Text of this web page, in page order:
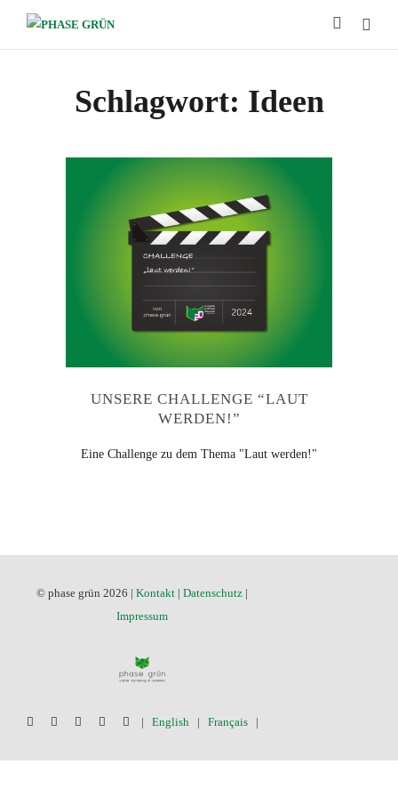
Schlagwort: Ideen
UNSERE CHALLENGE “LAUT
WERDEN!”
Eine Challenge zu dem Thema "Laut werden!"
© phase grün 2026 | Kontakt | Datenschutz |
Impressum
| English | Français|